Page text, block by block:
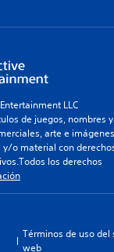
LLC
de juegos, nombres
arte e
o material con
los derechos
Términos de uso del
web